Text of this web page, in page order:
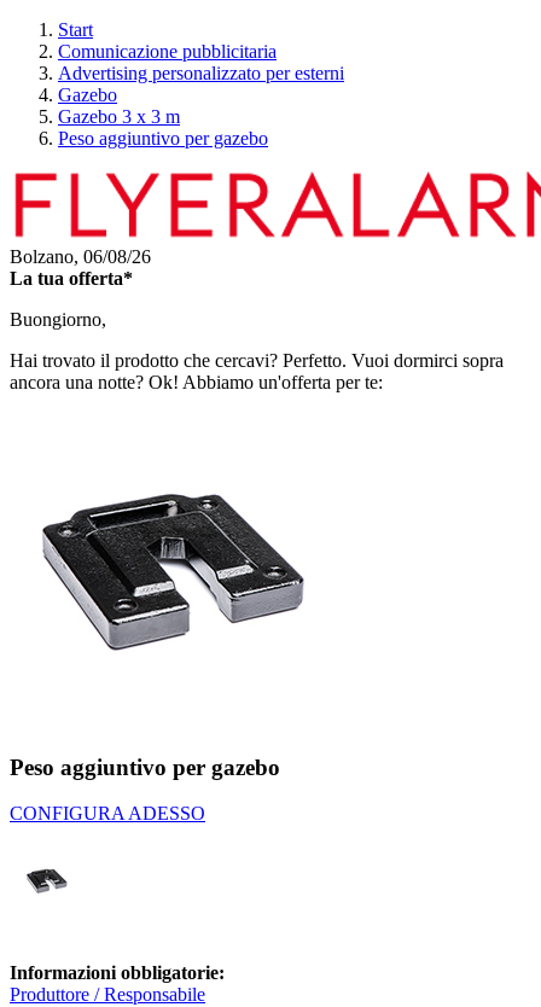
Start
Comunicazione pubblicitaria
Advertising personalizzato per esterni
Gazebo
Gazebo 3 x 3 m
Peso aggiuntivo per gazebo
Bolzano, 06/08/26
La tua offerta*
Buongiorno,
Hai trovato il prodotto che cercavi? Perfetto. Vuoi dormirci sopra
ancora una notte? Ok! Abbiamo un'offerta per te:
Peso aggiuntivo per gazebo
CONFIGURA ADESSO
Informazioni obbligatorie:
Produttore / Responsabile